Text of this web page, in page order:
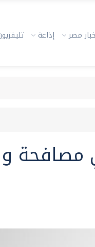
مصر إذاعة
مصافحة